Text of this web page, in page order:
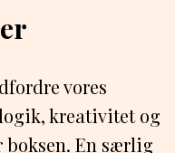
vores
kreativitet og
En særlig